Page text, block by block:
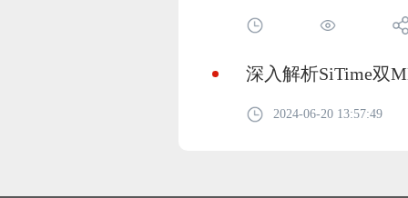
深入解析SiTime双
2024-06-20 13:57:49